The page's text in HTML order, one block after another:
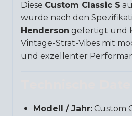
Diese Custom Classic S
wurde nach den
Henderson gefertigt und
Vintage-Strat-Vibes mit
und exzellenter
Modell / Jahr: Custom